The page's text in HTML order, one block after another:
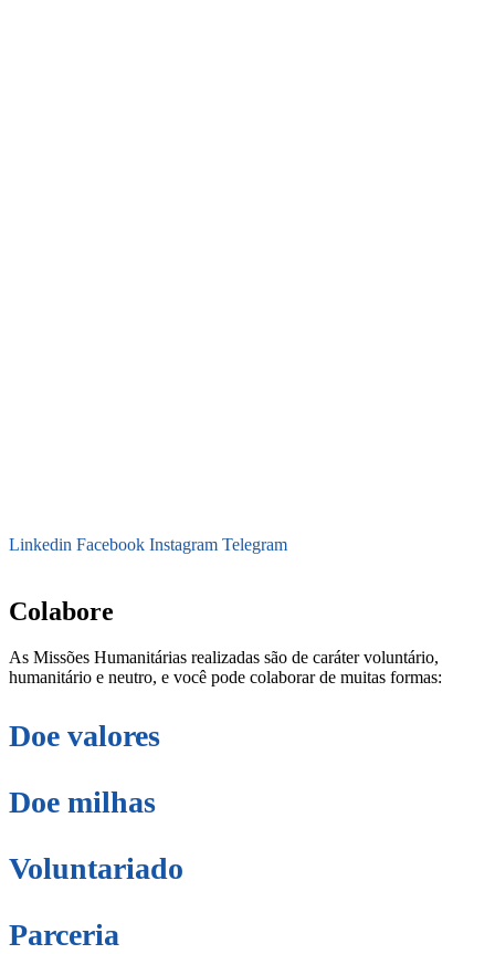
Linkedin Facebook Instagram Telegram
Colabore
As Missões Humanitárias realizadas são de caráter voluntário,
humanitário e neutro, e você pode colaborar de muitas formas:
Doe valores
Doe milhas
Voluntariado
Parceria